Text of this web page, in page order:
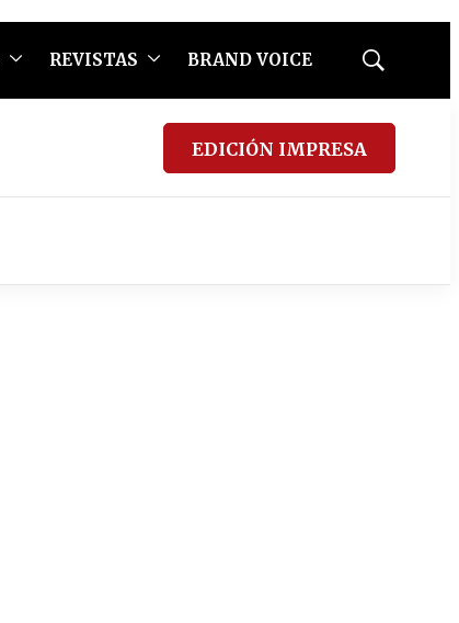
REVISTAS BRAND VOICE
Mostrar
EDICIÓN IMPRESA